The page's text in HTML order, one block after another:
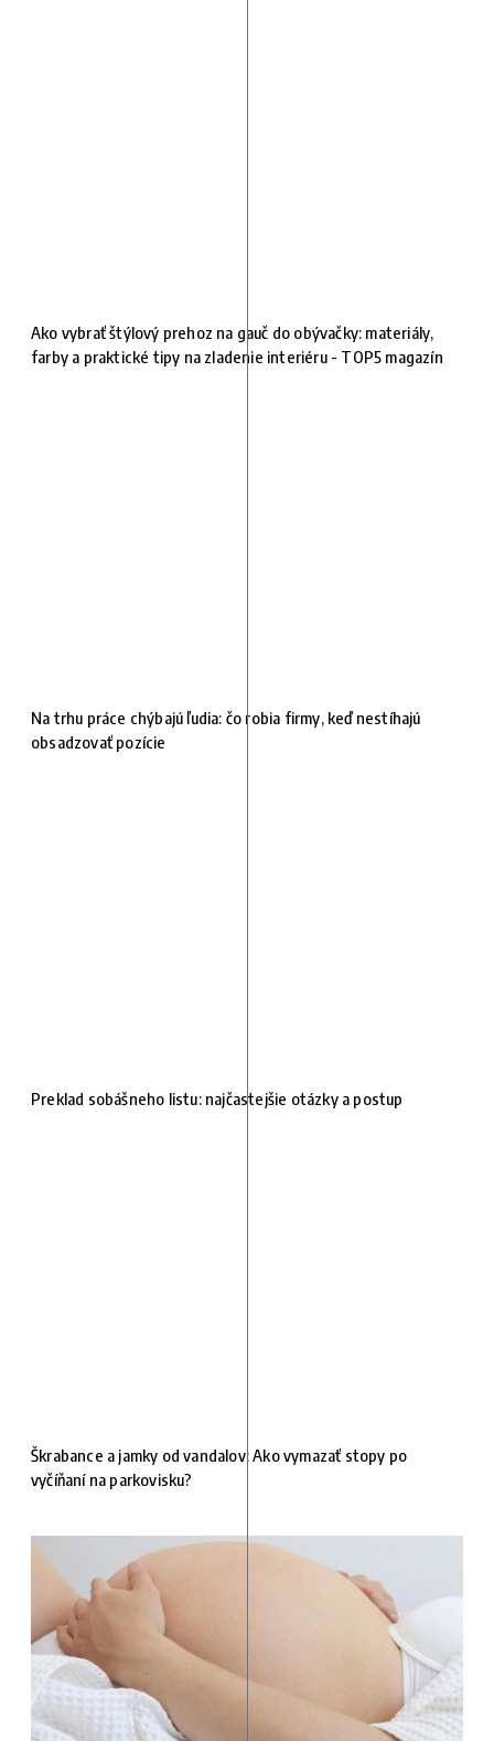
Ako vybrať štýlový prehoz na gauč do obývačky: materiály,
farby a praktické tipy na zladenie interiéru - TOP5 magazín
Na trhu práce chýbajú ľudia: čo robia firmy, keď nestíhajú
obsadzovať pozície
Preklad sobášneho listu: najčastejšie otázky a postup
Škrabance a jamky od vandalov: Ako vymazať stopy po
vyčíňaní na parkovisku?